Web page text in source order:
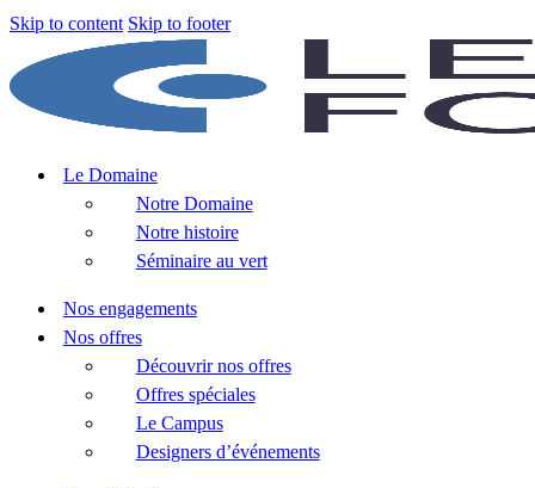
Skip to content Skip to footer
Le Domaine
Notre Domaine
Notre histoire
Séminaire au vert
Nos engagements
Nos offres
Découvrir nos offres
Offres spéciales
Le Campus
Designers d’événements